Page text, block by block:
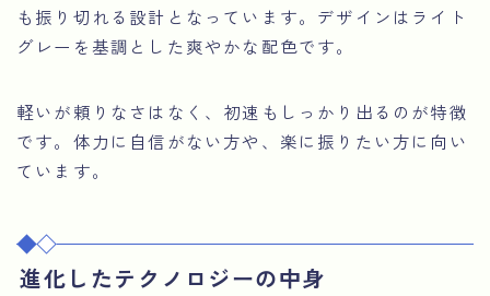
も振り切れる設計となっています。デザインはライト
グレーを基調とした爽やかな配色です。
軽いが頼りなさはなく、初速もしっかり出るのが特徴
です。体力に自信がない方や、楽に振りたい方に向い
ています。
進化したテクノロジーの中身